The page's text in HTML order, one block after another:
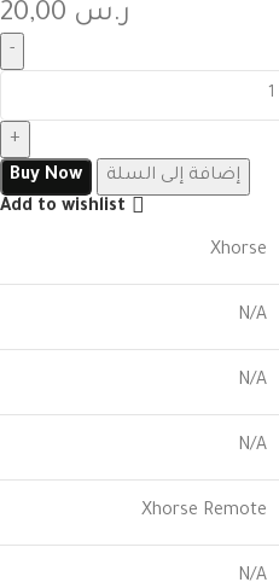
ر.س
إضافة إلى السلة
Buy Now
Add to wishlist
Xhorse
N/A
N/A
N/A
Xhorse Remote
N/A